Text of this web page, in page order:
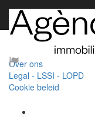
Content not found.
Bedrijf
Over ons
Legal - LSSI - LOPD
Cookie beleid